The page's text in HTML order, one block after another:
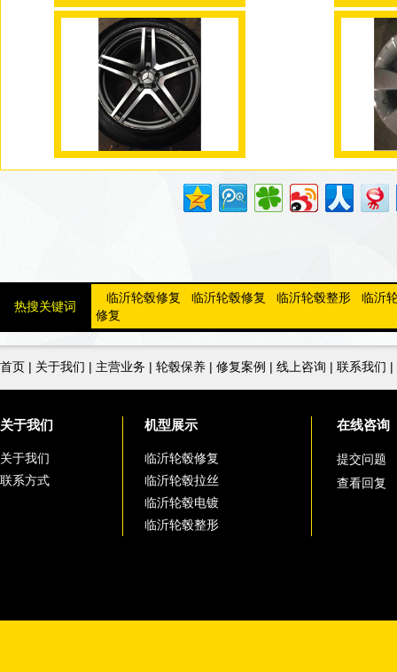
热搜关键词
临沂轮毂修复 临沂轮毂修复 临沂轮毂整形
临沂
修复
首页 | 关于我们 | 主营业务 | 轮毂保养 | 修复案例 | 线上咨询 | 联系我们 |
关于我们
关于我们
联系方式
机型展示
临沂轮毂修复
临沂轮毂拉丝
临沂轮毂电镀
临沂轮毂整形
在线咨询
提交问题
查看回复